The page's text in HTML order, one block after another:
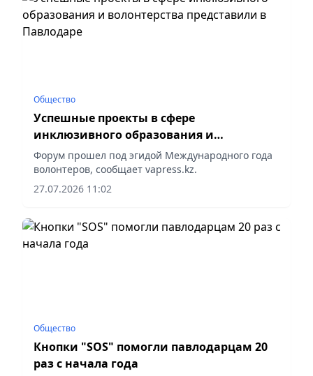
Общество
Успешные проекты в сфере
инклюзивного образования и
волонтерства представили в Павлодаре
Форум прошел под эгидой Международного года
волонтеров, сообщает vapress.kz.
27.07.2026 11:02
Общество
Кнопки "SOS" помогли павлодарцам 20
раз с начала года